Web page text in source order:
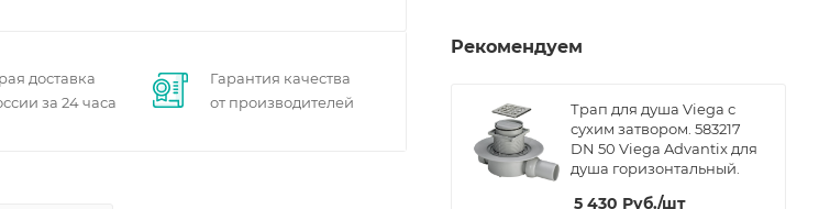
доставка
за 24 часа
Гарантия качества
от производителей
Рекомендуем
Трап для душа Viega с
сухим затвором. 583217
DN 50 Viega Advantix для
душа горизонтальный.
5 430 Руб./шт